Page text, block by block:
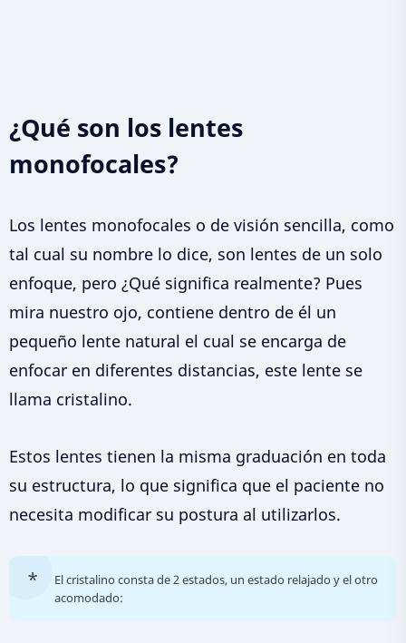
¿Qué son los lentes
monofocales?
Los lentes monofocales o de visión sencilla, como
tal cual su nombre lo dice, son lentes de un solo
enfoque, pero ¿Qué significa realmente? Pues
mira nuestro ojo, contiene dentro de él un
pequeño lente natural el cual se encarga de
enfocar en diferentes distancias, este lente se
llama cristalino.
Estos lentes tienen la misma graduación en toda
su estructura, lo que significa que el paciente no
necesita modificar su postura al utilizarlos.
El cristalino consta de 2 estados, un estado relajado y el otro
acomodado: